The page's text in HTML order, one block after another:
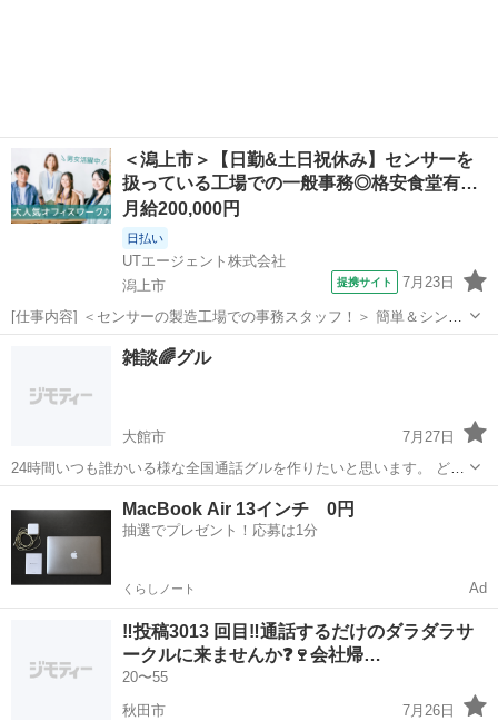
＜潟上市＞【日勤&土日祝休み】センサーを
扱っている工場での一般事務◎格安食堂有…
月給200,000円
日払い
UTエージェント株式会社
潟上市
提携サイト 7月23日
[仕事内容] ＜センサーの製造工場での事務スタッフ！＞ 簡単＆シンプ
ル作業！難しい対応等はありません！ お仕事もすぐに覚えて頂けます
工場
雑談🌈グル
大館市
7月27日
24時間いつも誰かいる様な全国通話グルを作りたいと思います。 どん
な人もOKです😆 年齢制限なし 健常者、障害者もOK まだ作りたてほ
やほやなので 途中から参加すると会話に入りにくいと思っている人で
も すぐに馴染めると思...
MacBook Air 13インチ 0円
抽選でプレゼント！応募は1分
くらしノート Ad
‼️投稿3013 回目‼️通話するだけのダラダラサ
ークルに来ませんか❓🍷会社帰…
20〜55
秋田市
7月26日